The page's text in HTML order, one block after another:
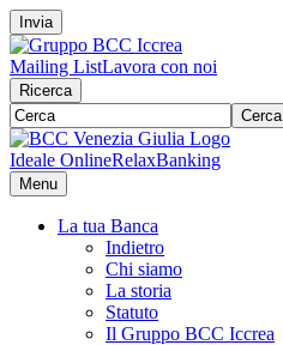
Invia
Mailing ListLavora con noi
Ricerca
Cerca
Ideale OnlineRelaxBanking
Menu
La tua Banca
Indietro
Chi siamo
La storia
Statuto
Il Gruppo BCC Iccrea